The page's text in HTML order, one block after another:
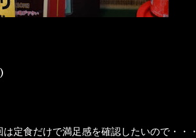
定食だけで満足感を確認したいので・・・